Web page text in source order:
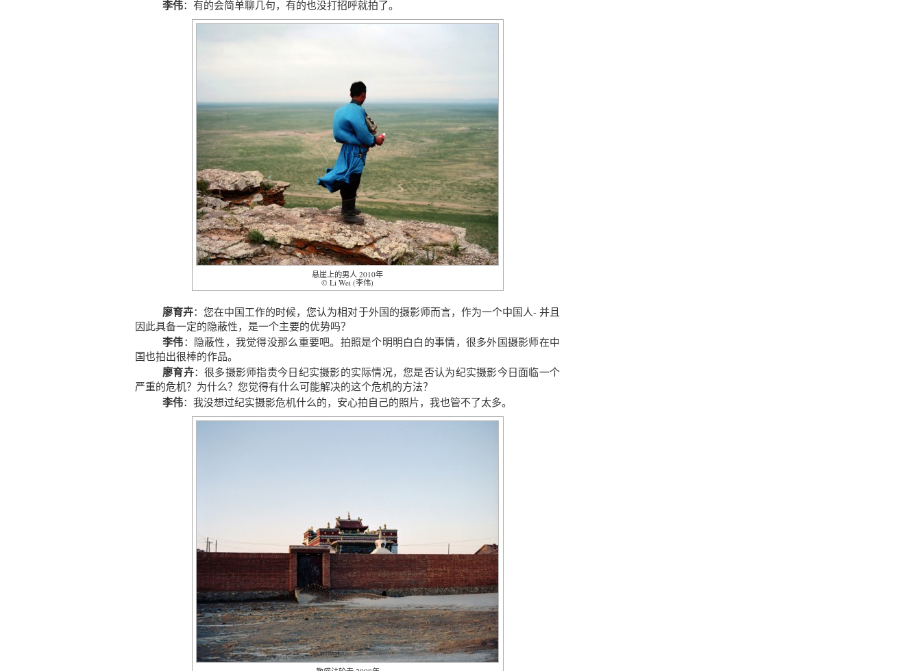
李伟：有的会简单聊几句，有的也没打招呼就拍了。
悬崖上的男人 2010年
© Li Wei (李伟)
廖育卉：您在中国工作的时候，您认为相对于外国的摄影师而言，作为一个中国人- 并且
因此具备一定的隐蔽性，是一个主要的优势吗？
李伟：隐蔽性，我觉得没那么重要吧。拍照是个明明白白的事情，很多外国摄影师在中
国也拍出很棒的作品。
廖育卉：很多摄影师指责今日纪实摄影的实际情况，您是否认为纪实摄影今日面临一个
严重的危机？为什么？您觉得有什么可能解决的这个危机的方法？
李伟：我没想过纪实摄影危机什么的，安心拍自己的照片，我也管不了太多。